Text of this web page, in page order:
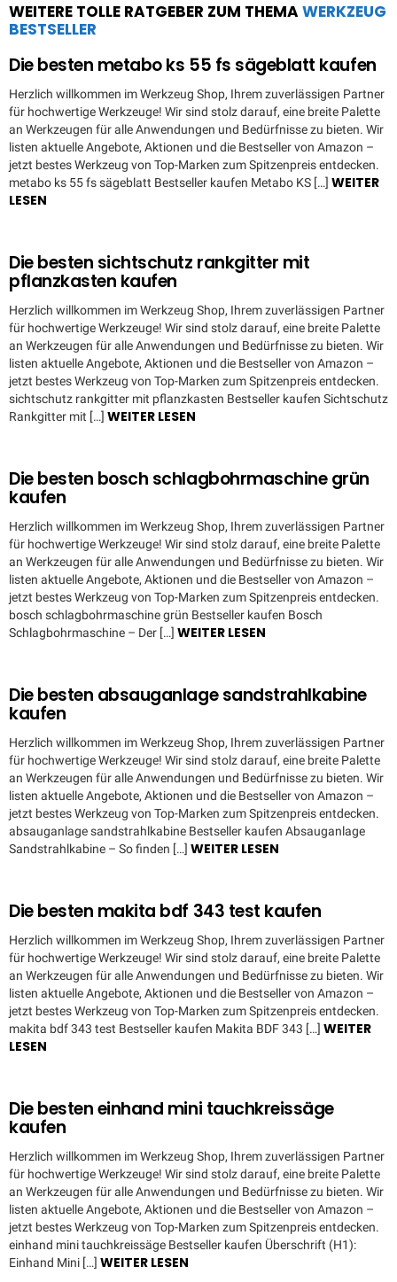
WEITERE TOLLE RATGEBER ZUM THEMAWERKZEUG
BESTSELLER
Die besten metabo ks 55 fs sägeblatt kaufen
Herzlich willkommen im Werkzeug Shop, Ihrem zuverlässigen Partner
für hochwertige Werkzeuge! Wir sind stolz darauf, eine breite Palette
an Werkzeugen für alle Anwendungen und Bedürfnisse zu bieten. Wir
listen aktuelle Angebote, Aktionen und die Bestseller von Amazon –
jetzt bestes Werkzeug von Top-Marken zum Spitzenpreis entdecken.
metabo ks 55 fs sägeblatt Bestseller kaufen Metabo KS […] WEITER
LESEN
Die besten sichtschutz rankgitter mit
pflanzkasten kaufen
Herzlich willkommen im Werkzeug Shop, Ihrem zuverlässigen Partner
für hochwertige Werkzeuge! Wir sind stolz darauf, eine breite Palette
an Werkzeugen für alle Anwendungen und Bedürfnisse zu bieten. Wir
listen aktuelle Angebote, Aktionen und die Bestseller von Amazon –
jetzt bestes Werkzeug von Top-Marken zum Spitzenpreis entdecken.
sichtschutz rankgitter mit pflanzkasten Bestseller kaufen Sichtschutz
Rankgitter mit […] WEITER LESEN
Die besten bosch schlagbohrmaschine grün
kaufen
Herzlich willkommen im Werkzeug Shop, Ihrem zuverlässigen Partner
für hochwertige Werkzeuge! Wir sind stolz darauf, eine breite Palette
an Werkzeugen für alle Anwendungen und Bedürfnisse zu bieten. Wir
listen aktuelle Angebote, Aktionen und die Bestseller von Amazon –
jetzt bestes Werkzeug von Top-Marken zum Spitzenpreis entdecken.
bosch schlagbohrmaschine grün Bestseller kaufen Bosch
Schlagbohrmaschine – Der […] WEITER LESEN
Die besten absauganlage sandstrahlkabine
kaufen
Herzlich willkommen im Werkzeug Shop, Ihrem zuverlässigen Partner
für hochwertige Werkzeuge! Wir sind stolz darauf, eine breite Palette
an Werkzeugen für alle Anwendungen und Bedürfnisse zu bieten. Wir
listen aktuelle Angebote, Aktionen und die Bestseller von Amazon –
jetzt bestes Werkzeug von Top-Marken zum Spitzenpreis entdecken.
absauganlage sandstrahlkabine Bestseller kaufen Absauganlage
Sandstrahlkabine – So finden […] WEITER LESEN
Die besten makita bdf 343 test kaufen
Herzlich willkommen im Werkzeug Shop, Ihrem zuverlässigen Partner
für hochwertige Werkzeuge! Wir sind stolz darauf, eine breite Palette
an Werkzeugen für alle Anwendungen und Bedürfnisse zu bieten. Wir
listen aktuelle Angebote, Aktionen und die Bestseller von Amazon –
jetzt bestes Werkzeug von Top-Marken zum Spitzenpreis entdecken.
makita bdf 343 test Bestseller kaufen Makita BDF 343 […] WEITER
LESEN
Die besten einhand mini tauchkreissäge
kaufen
Herzlich willkommen im Werkzeug Shop, Ihrem zuverlässigen Partner
für hochwertige Werkzeuge! Wir sind stolz darauf, eine breite Palette
an Werkzeugen für alle Anwendungen und Bedürfnisse zu bieten. Wir
listen aktuelle Angebote, Aktionen und die Bestseller von Amazon –
jetzt bestes Werkzeug von Top-Marken zum Spitzenpreis entdecken.
einhand mini tauchkreissäge Bestseller kaufen Überschrift (H1):
Einhand Mini […] WEITER LESEN